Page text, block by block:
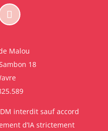
Malou
18
interdit sauf accord
d’IA strictement